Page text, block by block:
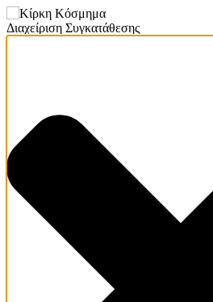
Διαχείριση Συγκατάθεσης